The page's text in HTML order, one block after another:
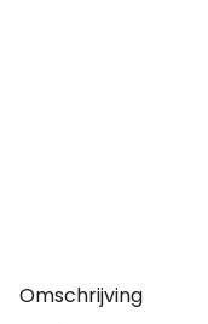
Omschrijving